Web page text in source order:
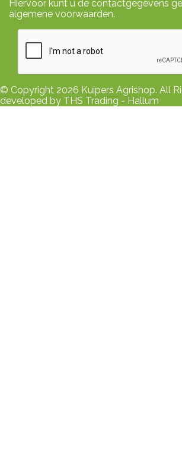
Hiervoor kunt u de contactgegevens
algemene voorwaarden.
© Copyright 2026 Kuipers Agrishop. All
developed by THS Trading - Hallum